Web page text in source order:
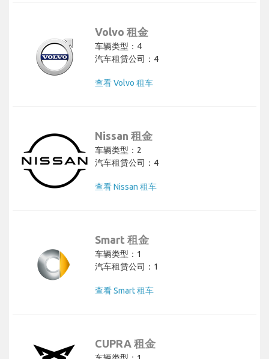
Volvo 租金
车辆类型：4
汽车租赁公司：4
查看 Volvo 租车
Nissan 租金
车辆类型：2
汽车租赁公司：4
查看 Nissan 租车
Smart 租金
车辆类型：1
汽车租赁公司：1
查看 Smart 租车
CUPRA 租金